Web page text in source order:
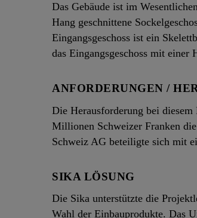
Das Gebäude ist im
Hang geschnittene
Eingangsgeschoss ist ein
das Eingangsgeschoss mit einer
ANFORDERUNGEN /
Die Herausforderung bei
Millionen Schweizer Franken
Schweiz AG beteiligte sich mit
SIKA LÖSUNG
Die Sika unterstützte die
Wahl der Einbauprodukte. Das